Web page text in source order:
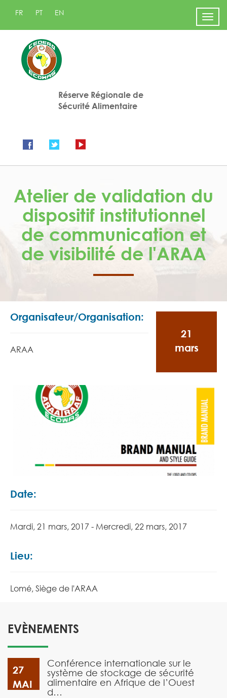
Menu
FR PT EN
Réserve Régionale de
Sécurité Alimentaire
Atelier de validation du
dispositif institutionnel
de communication et
de visibilité de l'ARAA
21
mars
Organisateur/Organisation:
ARAA
Date:
Mardi, 21 mars, 2017 - Mercredi, 22 mars, 2017
Lieu:
Lomé, Siège de l'ARAA
EVÈNEMENTS
27
MAI
Conférence internationale sur le
système de stockage de sécurité
alimentaire en Afrique de l’Ouest
d…